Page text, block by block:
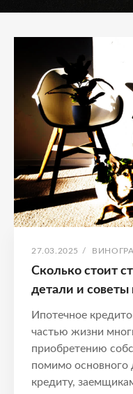
Рубрика:
Советы
по
страховке
ОПУБЛИКОВАНО
27.03.2025 / АВТОР:
Сколько стоит
детали и советы
Ипотечное
частью жизни
приобретению
помимо основного
кредиту,